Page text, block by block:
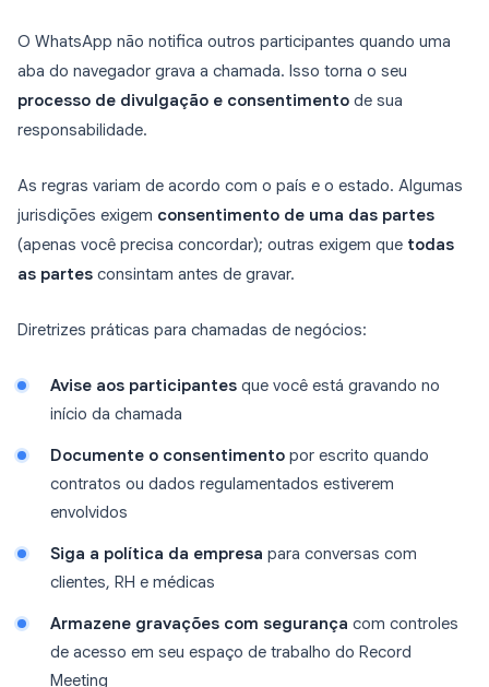
O WhatsApp não notifica outros participantes quando uma
aba do navegador grava a chamada. Isso torna o seu
processo de divulgação e consentimento de sua
responsabilidade.
As regras variam de acordo com o país e o estado. Algumas
jurisdições exigem consentimento de uma das partes
(apenas você precisa concordar); outras exigem que todas
as partes consintam antes de gravar.
Diretrizes práticas para chamadas de negócios:
Avise aos participantes que você está gravando no
início da chamada
Documente o consentimento por escrito quando
contratos ou dados regulamentados estiverem
envolvidos
Siga a política da empresa para conversas com
clientes, RH e médicas
Armazene gravações com segurança com controles
de acesso em seu espaço de trabalho do Record
Meeting